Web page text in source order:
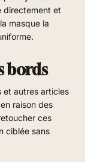
directement et
masque la
bords
et autres articles
raison des
ces
ciblée sans